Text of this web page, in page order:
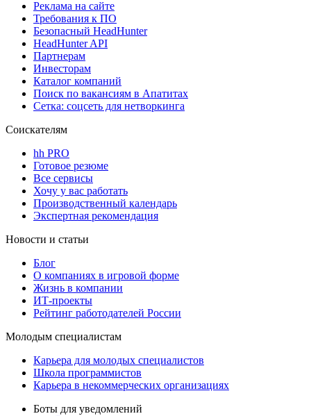
Реклама на сайте
Требования к ПО
Безопасный HeadHunter
HeadHunter API
Партнерам
Инвесторам
Каталог компаний
Поиск по вакансиям в Апатитах
Сетка: соцсеть для нетворкинга
Соискателям
hh PRO
Готовое резюме
Все сервисы
Хочу у вас работать
Производственный календарь
Экспертная рекомендация
Новости и статьи
Блог
О компаниях в игровой форме
Жизнь в компании
ИТ-проекты
Рейтинг работодателей России
Молодым специалистам
Карьера для молодых специалистов
Школа программистов
Карьера в некоммерческих организациях
Боты для уведомлений